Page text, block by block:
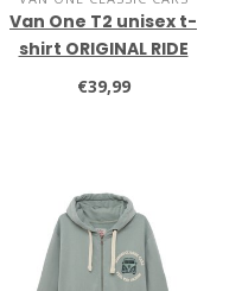
Van One T2 unisex t-
shirt ORIGINAL RIDE
€39,99